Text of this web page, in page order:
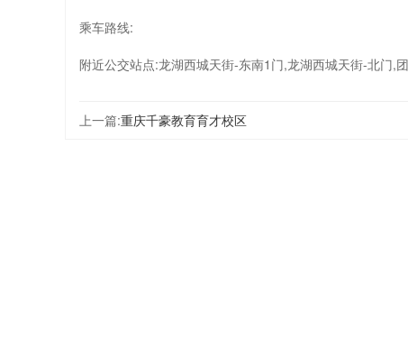
乘车路线:
附近公交站点:龙湖西城天街-东南1门,龙湖西城天街-北门,
上一篇:重庆千豪教育育才校区